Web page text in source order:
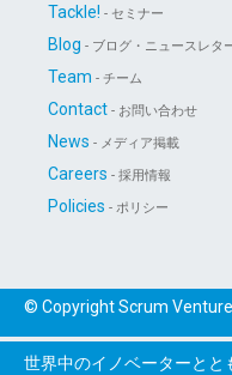
Tackle! - セミナー
Blog - ブログ・ニュースレタ
Team - チーム
Contact - お問い合わせ
News - メディア掲載
Careers - 採用情報
Policies - ポリシー
© Copyright Scrum
世界中のイノベーターとと